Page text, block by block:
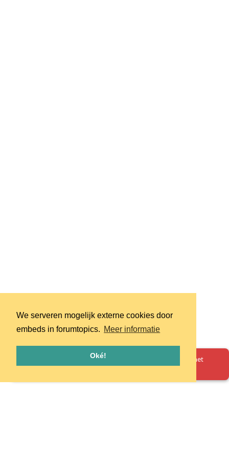
We serveren mogelijk externe cookies door
embeds in forumtopics. Meer informatie
Oké!
Oeps! Er is iets misgegaan. Herlaad de pagina en probeer het
opnieuw.